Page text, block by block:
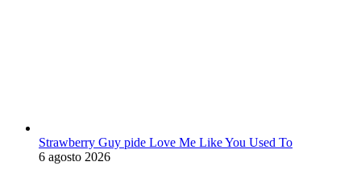
Strawberry Guy pide Love Me Like You Used To
6 agosto 2026